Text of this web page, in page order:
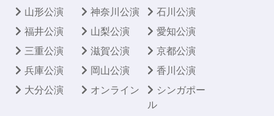
山形公演
神奈川公演
石川公演
福井公演
山梨公演
愛知公演
三重公演
滋賀公演
京都公演
兵庫公演
岡山公演
香川公演
大分公演
オンライン
シンガポー
ル